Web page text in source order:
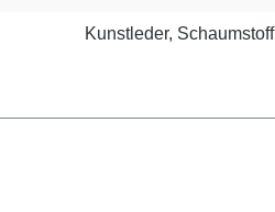
Kunstleder, Schaumstoff